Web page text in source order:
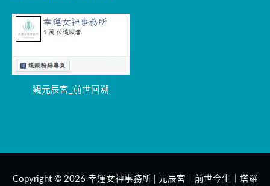
觀元辰宮_前世回溯
Copyright © 2026 幸運女神事務所 | 元辰宮｜前世今生｜塔羅